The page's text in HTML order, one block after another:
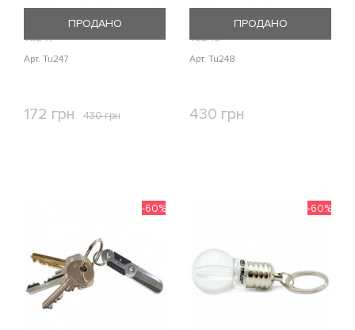
Брелок True Utility KeyTool
Tu247
Арт. Tu247
ПРОДАНО
172 грн 430 грн
Брелок True Utility Twistick
Tu248
Арт. Tu248
ПРОДАНО
430 грн
-60% -60%